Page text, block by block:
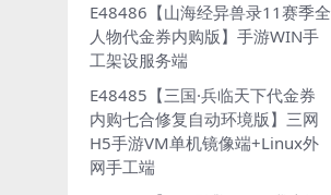
E48486【山海经异兽录11赛季全
人物代金券内购版】手游WIN手
工架设服务端
E48485【三国·兵临天下代金券
内购七合修复自动环境版】三网
H5手游VM单机镜像端+Linux外
网手工端